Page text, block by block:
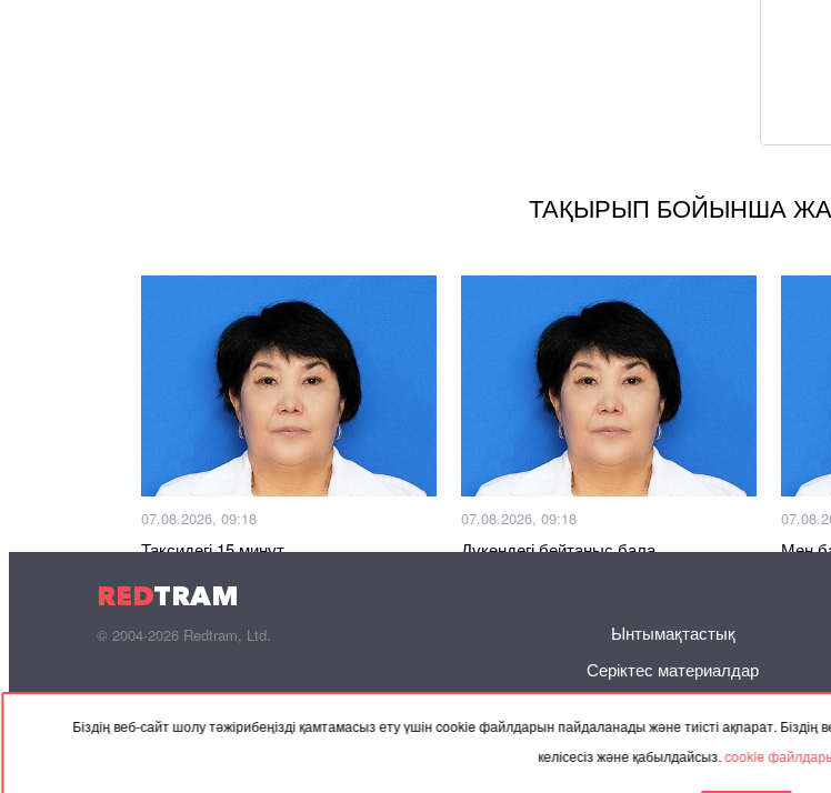
Біздің веб-сайт шолу тәжірибеңізді қамтамасыз ету үшін cookie файлдарын пайдаланады және тиісті ақпарат.
келісесіз және қабылдайсыз.cookie
ТАҚЫРЫП БОЙЫНША
07.08.2026, 09:18
Таксидегі 15 минут
07.08.2026, 09:18
Дүкендегі бейтаныс бала Мен
Басқа жаңалықтар
REDTRAM
© 2004-2026 Redtram, Ltd.
Ынтымақтастық
Серіктес материалдар